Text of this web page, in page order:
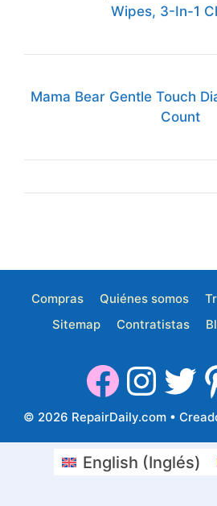
Wipes, 3-In-1
Mama Bear Gentle Touch
Count
Compras Quiénes somos
Sitemap
Contratistas
© 2026 RepairDaily.com•
English (Inglés)